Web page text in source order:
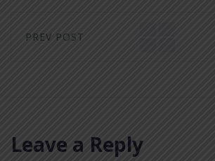
PREV POST
Leave a Reply